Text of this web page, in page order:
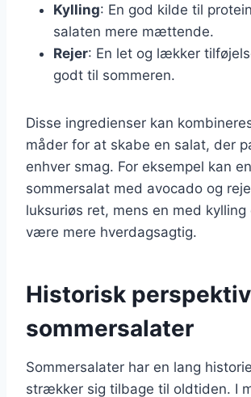
Kylling: En god kilde til
salaten mere mættende.
Rejer: En let og lækker
godt til sommeren.
Disse ingredienser kan
måder for at skabe en salat, der
enhver smag. For eksempel kan en
sommersalat med avocado og
luksuriøs ret, mens en med kylling
være mere hverdagsagtig.
Historisk
sommersalater
Sommersalater har en lang
strækker sig tilbage til oldtiden. I